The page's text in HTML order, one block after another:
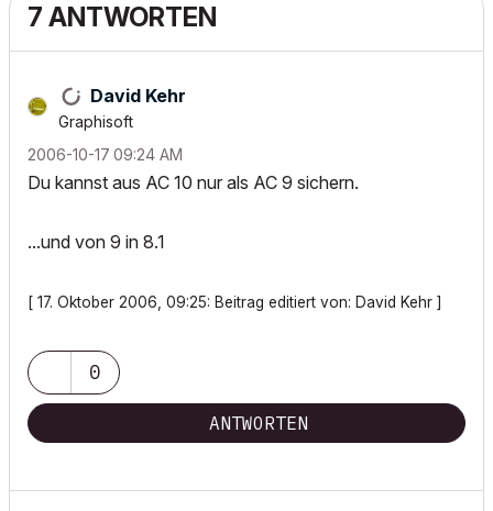
7 ANTWORTEN
David Kehr
Graphisoft
‎2006-10-17 09:24 AM
Du kannst aus AC 10 nur als AC 9 sichern.
...und von 9 in 8.1
[ 17. Oktober 2006, 09:25: Beitrag editiert von: David Kehr ]
0
ANTWORTEN